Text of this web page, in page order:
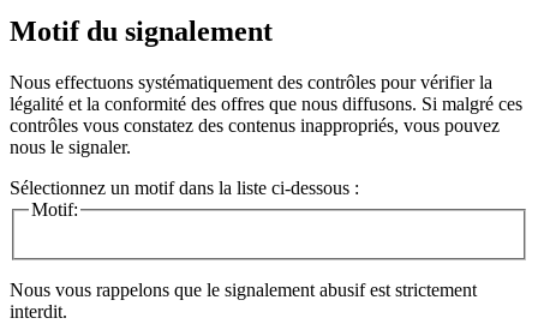
Motif du signalement
Nous effectuons systématiquement des contrôles pour vérifier la
légalité et la conformité des offres que nous diffusons. Si malgré ces
contrôles vous constatez des contenus inappropriés, vous pouvez
nous le signaler.
Sélectionnez un motif dans la liste ci-dessous :
Motif:
Nous vous rappelons que le signalement abusif est strictement
interdit.